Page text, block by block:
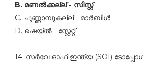
B. മണല്‍ക്കല്ല്‌ - സിസ്റ്റ്‌
C. ചുണ്ണാമ്പുകല്ല്‌ - മാര്‍ബിള്‍
D. ഷെയ്‌ൽ - സ്റ്റേറ്റ്‌
14. സര്‍വേ ഓഫ്‌ ഇന്ത്യ (SOI)